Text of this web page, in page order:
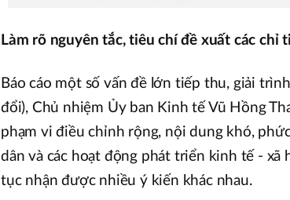
Làm rõ nguyên tắc, tiêu chí đề xuất các chỉ
Báo cáo một số vấn đề lớn tiếp thu, giải
đổi), Chủ nhiệm Ủy ban Kinh tế Vũ Hồng
phạm vi điều chỉnh rộng, nội dung khó,
dân và các hoạt động phát triển kinh tế -
tục nhận được nhiều ý kiến khác nhau.